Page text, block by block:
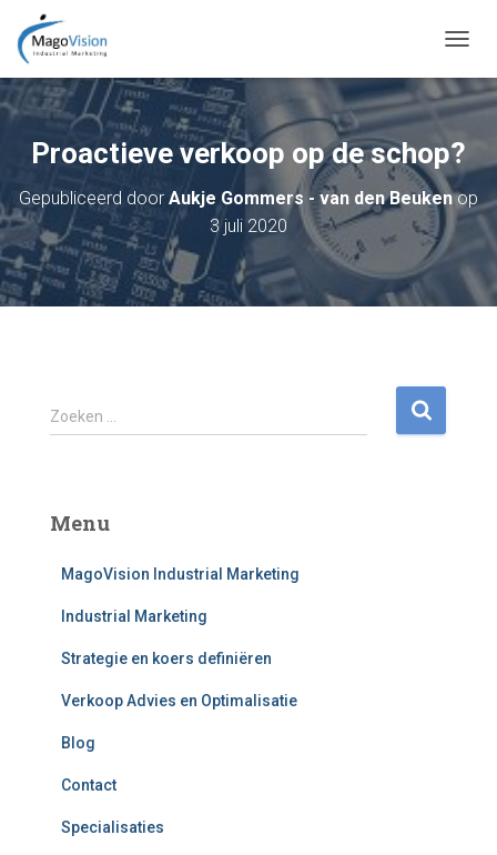
O
G
L
E
A
T
Proactieve verkoop op de schop?
Gepubliceerd door Aukje Gommers - van den Beukenop
3 juli 2020
Z
o
n
Zoeken …
Menu
MagoVision Industrial Marketing
Industrial Marketing
Strategie en koers definiëren
Verkoop Advies en Optimalisatie
Blog
Contact
Specialisaties